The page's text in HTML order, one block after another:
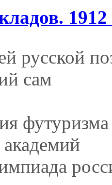
1912
русской
сам
футуризма